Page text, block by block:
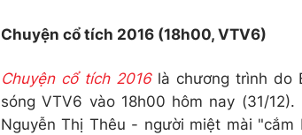
Chuyện cổ tích 2016 (18h00, VTV6)
Chuyện cổ tích 2016là chương trình do
sóng VTV6 vào 18h00 hôm nay (31/
Nguyễn Thị Thêu - người miệt mài